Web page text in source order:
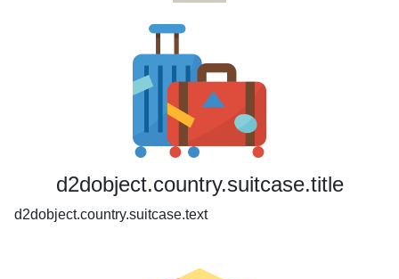
d2dobject.country.suitcase.title
d2dobject.country.suitcase.text